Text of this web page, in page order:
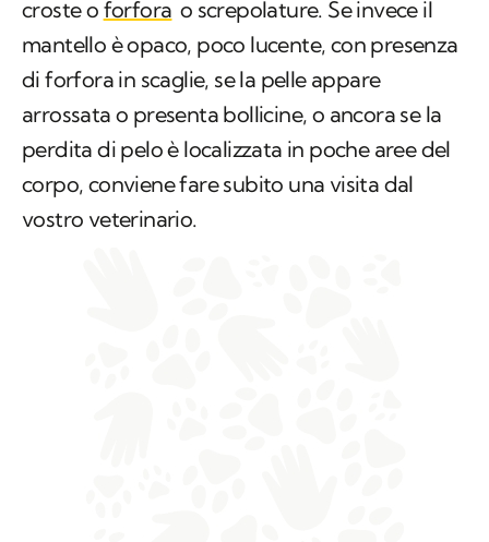
arrossata o presenta bollicine, o ancora se la
perdita di pelo è localizzata in poche aree del
corpo, conviene fare subito una visita dal
vostro veterinario.